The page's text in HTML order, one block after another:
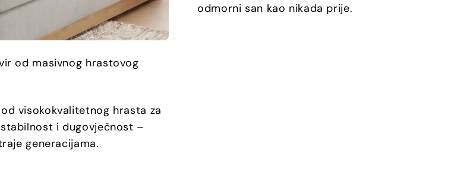
od masivnog hrastovog
visokokvalitetnog hrasta za
i dugovječnost –
generacijama.
odmorni san kao nikada prije.